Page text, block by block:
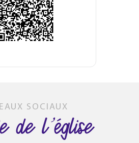
SOCIAUX
de l’église